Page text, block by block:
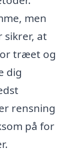
men
sikrer, at
træet og
dig
rensning
på for